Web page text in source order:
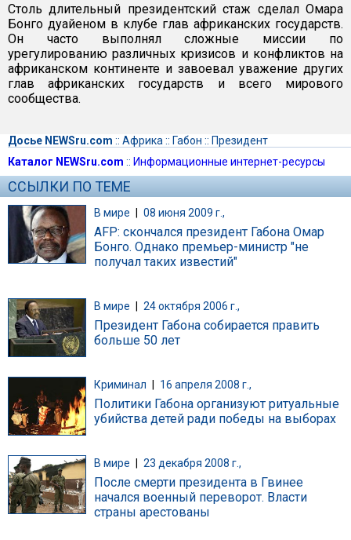
Столь длительный президентский стаж сделал Омара
Бонго дуайеном в клубе глав африканских государств.
Он часто выполнял сложные миссии по
урегулированию различных кризисов и конфликтов на
африканском континенте и завоевал уважение других
глав африканских государств и всего мирового
сообщества.
Досье NEWSru.com :: Африка :: Габон :: Президент
Каталог NEWSru.com :: Информационные интернет-ресурсы
ССЫЛКИ ПО ТЕМЕ
В мире | 08 июня 2009 г.,
AFP: скончался президент Габона Омар
Бонго. Однако премьер-министр "не
получал таких известий"
В мире 24 октября 2006 г.,
Президент Габона собирается править
больше 50 лет
Криминал 16 апреля 2008 г.,
Политики Габона организуют ритуальные
убийства детей ради победы на выборах
В мире 23 декабря 2008 г.,
После смерти президента в Гвинее
начался военный переворот. Власти
страны арестованы